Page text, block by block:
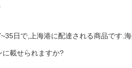
日で,上海港に配達される商品です.
載せられますか?